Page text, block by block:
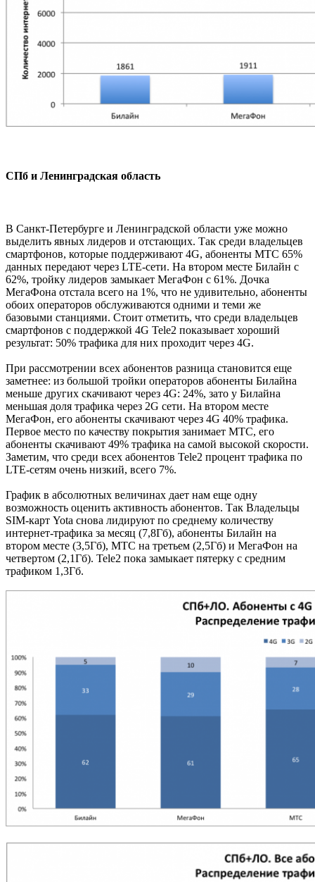
СПб и Ленинградская область
В Санкт-Петербурге и Ленинградской области уже можно
выделить явных лидеров и отстающих. Так среди владельцев
смартфонов, которые поддерживают 4G, абоненты МТС 65%
данных передают через LTE-сети. На втором месте Билайн с
62%, тройку лидеров замыкает МегаФон с 61%. Дочка
МегаФона отстала всего на 1%, что не удивительно, абоненты
обоих операторов обслуживаются одними и теми же
базовыми станциями. Стоит отметить, что среди владельцев
смартфонов с поддержкой 4G Tele2 показывает хороший
результат: 50% трафика для них проходит через 4G.
При рассмотрении всех абонентов разница становится еще
заметнее: из большой тройки операторов абоненты Билайна
меньше других скачивают через 4G: 24%, зато у Билайна
меньшая доля трафика через 2G сети. На втором месте
МегаФон, его абоненты скачивают через 4G 40% трафика.
Первое место по качеству покрытия занимает МТС, его
абоненты скачивают 49% трафика на самой высокой скорости.
Заметим, что среди всех абонентов Tele2 процент трафика по
LTE-сетям очень низкий, всего 7%.
График в абсолютных величинах дает нам еще одну
возможность оценить активность абонентов. Так Владельцы
SIM-карт Yota снова лидируют по среднему количеству
интернет-трафика за месяц (7,8Гб), абоненты Билайн на
втором месте (3,5Гб), МТС на третьем (2,5Гб) и МегаФон на
четвертом (2,1Гб). Tele2 пока замыкает пятерку с средним
трафиком 1,3Гб.